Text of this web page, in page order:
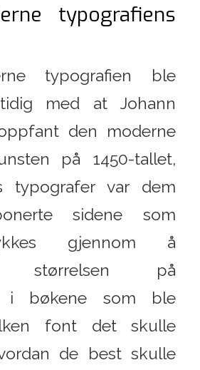
typografiens
typografien ble
med at Johann
den moderne
på 1450-tallet,
typografer var dem
sidene som
gjennom å
størrelsen på
i bøkene som ble
font det skulle
de best skulle